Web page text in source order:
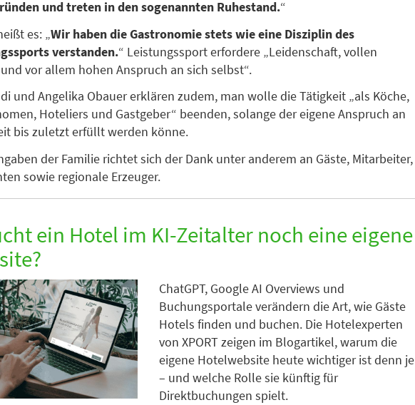
und treten in den sogenannten Ruhestand.“
es: „Wir haben die Gastronomie stets wie eine Disziplin des
verstanden.“ Leistungssport erfordere „Leidenschaft, vollen
vor allem hohen Anspruch an sich selbst“.
und Angelika Obauer erklären zudem, man wolle die Tätigkeit „als Köche,
Hoteliers und Gastgeber“ beenden, solange der eigene Anspruch an
bis zuletzt erfüllt werden könne.
der Familie richtet sich der Dank unter anderem an Gäste, Mitarbeiter,
sowie regionale Erzeuger.
ein Hotel im KI-Zeitalter noch eine eigene
ChatGPT, Google AI Overviews und
Buchungsportale verändern die Art, wie Gäste
Hotels finden und buchen. Die Hotelexperten
von XPORT zeigen im Blogartikel, warum die
eigene Hotelwebsite heute wichtiger ist denn je
– und welche Rolle sie künftig für
Direktbuchungen spielt.